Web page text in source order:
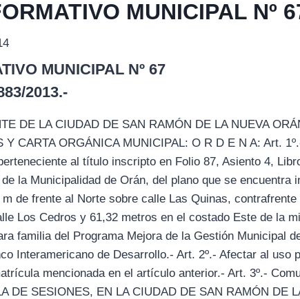
MUNICIPAL Nº
MUNICIPAL Nº 67
2013.-
DE LA CIUDAD DE SAN RAMÓN DE LA NUEVA
Y CARTA ORGÁNICA MUNICIPAL: O R D E N A: Art.
al título inscripto en Folio 87, Asiento 4,
la Municipalidad de Orán, del plano que se encuentra
de frente al Norte sobre calle Las Quinas,
Los Cedros y 61,32 metros en el costado Este de la
familia del Programa Mejora de la Gestión Municipal
Interamericano de Desarrollo.- Art. 2º.- Afectar al uso
mencionada en el artículo anterior.- Art. 3º.-
DE SESIONES, EN LA CIUDAD DE SAN RAMÓN DE